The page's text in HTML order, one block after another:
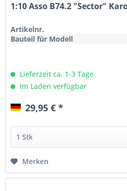
1:10 Asso B74.2 "Sector"
Artikelnr.
Bauteil für Modell
Lieferzeit ca. 1-3 Tage
Im Laden verfügbar
29,95 € *
Merken